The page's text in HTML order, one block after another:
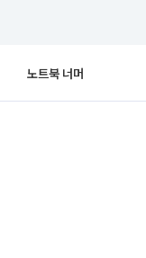
노트북 너머